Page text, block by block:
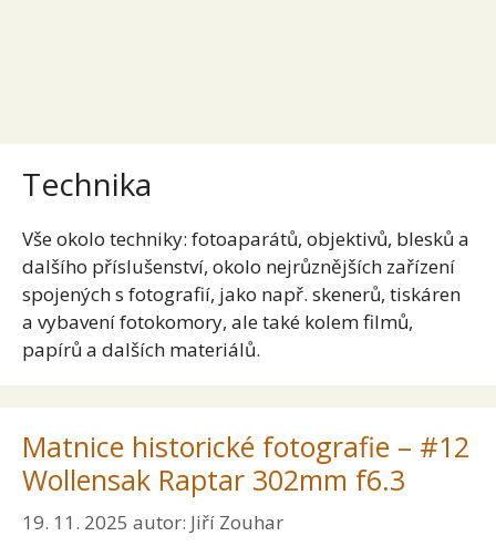
Technika
Vše okolo techniky: fotoaparátů, objektivů, blesků a
dalšího příslušenství, okolo nejrůznějších zařízení
spojených s fotografií, jako např. skenerů, tiskáren
a vybavení fotokomory, ale také kolem filmů,
papírů a dalších materiálů.
Matnice historické fotografie – #12
Wollensak Raptar 302mm f6.3
19. 11. 2025 autor: Jiří Zouhar